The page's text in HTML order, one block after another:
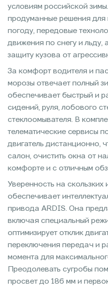
условиям российской
продуманные решения
погоду, передовые
движения по снегу и льду,
защиту кузова от
За комфорт водителя и
морозы отвечает полный
обеспечивает быстрый и
сидений, руля, лобового
стеклоомывателя. В
телематические сервисы
двигатель дистанционно,
салон, очистить окна от
комфорте и с отличным
Уверенность на
обеспечивает
привода ARDIS. Она
включая специальный
оптимизирует отклик
переключения передач и
момента для
Преодолевать сугробы
просвет до 186 мм и